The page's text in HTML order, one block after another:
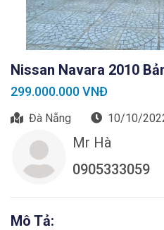
Nissan Navara 2010
299.000.000 VNĐ
Đà Nẵng 10/10/
Mr Hà
0905333059
Mô Tả: